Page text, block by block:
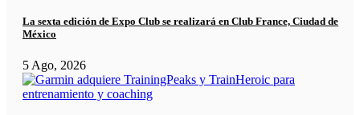
La sexta edición de Expo Club se realizará en Club France, Ciudad de
México
5 Ago, 2026